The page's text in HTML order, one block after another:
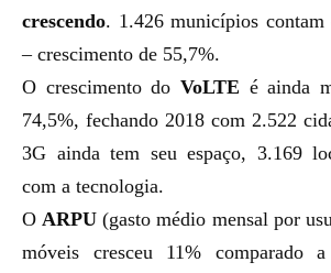
crescendo. 1.426 municípios
– crescimento de 55,7%.
O crescimento do VoLTE é ainda
74,5%, fechando 2018 com 2.522
3G ainda tem seu espaço, 3.169
com a tecnologia.
OARPU (gasto médio mensal por
móveis cresceu 11% comparado